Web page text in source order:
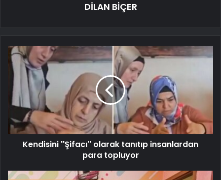
DİLAN BİÇER
Kendisini ''Şifacı'' olarak tanıtıp insanlardan
para topluyor